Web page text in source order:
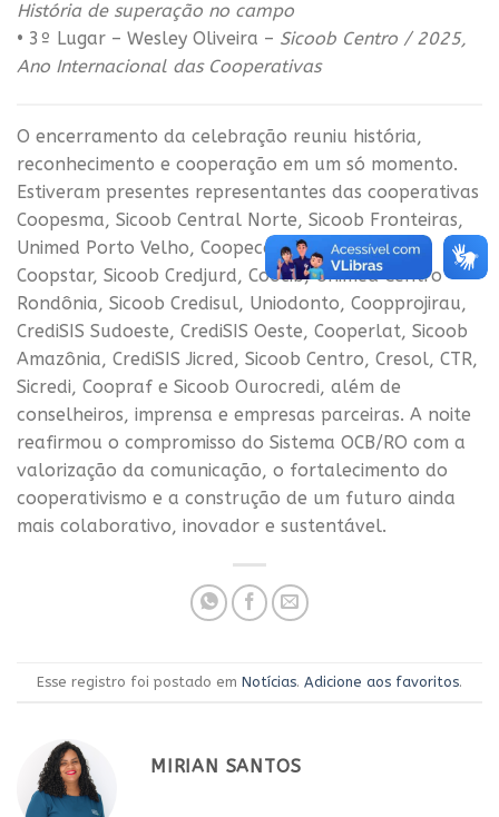
História de superação no campo
• 3º Lugar – Wesley Oliveira – Sicoob Centro / 2025,
Ano Internacional das Cooperativas
O encerramento da celebração reuniu história,
reconhecimento e cooperação em um só momento.
Estiveram presentes representantes das cooperativas
Coopesma, Sicoob Central Norte, Sicoob Fronteiras,
Unimed Porto Velho, Coopecc, CrediSIS Central,
Coopstar, Sicoob Credjurd, Coocib, Unimed Centro
Rondônia, Sicoob Credisul, Uniodonto, Coopprojirau,
CrediSIS Sudoeste, CrediSIS Oeste, Cooperlat, Sicoob
Amazônia, CrediSIS Jicred, Sicoob Centro, Cresol, CTR,
Sicredi, Coopraf e Sicoob Ourocredi, além de
conselheiros, imprensa e empresas parceiras. A noite
reafirmou o compromisso do Sistema OCB/RO com a
valorização da comunicação, o fortalecimento do
cooperativismo e a construção de um futuro ainda
mais colaborativo, inovador e sustentável.
Esse registro foi postado em Notícias. Adicione aos favoritos.
MIRIAN SANTOS